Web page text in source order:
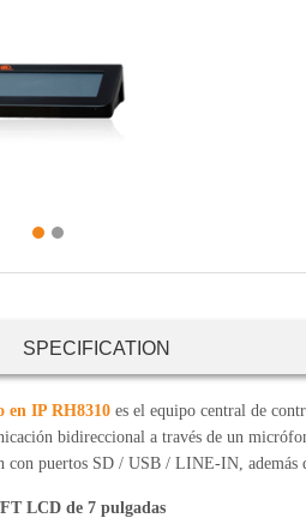
SPECIFICATION
en IP RH8310 es el equipo central de
bidireccional a través de un
con puertos SD / USB / LINE-IN, además
LCD de 7 pulgadas